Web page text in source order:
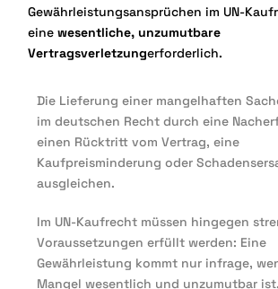
Gewährleistungsansprüchen im UN-
einewesentliche, unzumutbare
Vertragsverletzungerforderlich.
Die Lieferung einer mangelhaften
imdeutschen Rechtdurch eine
einen Rücktritt vom Vertrag, eine
Kaufpreisminderung oder
ausgleichen.
Im UN-Kaufrecht müssen hingegen
Voraussetzungen erfüllt werden: Eine
Gewährleistung kommt nur infrage,
Mangelwesentlich und unzumutbar